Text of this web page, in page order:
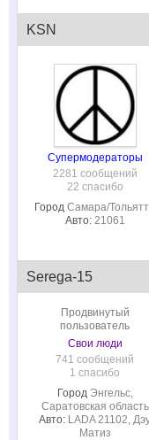
KSN
Супермодераторы
2281 сообщений
22 спасибо
Город Самара/
Авто: 21061
Serega-15
Продвинутый
пользователь
Свои люди
741 сообщений
1 спасибо
Город Энгельс,
Саратовская область
Авто: LADA 21102,
Матиз